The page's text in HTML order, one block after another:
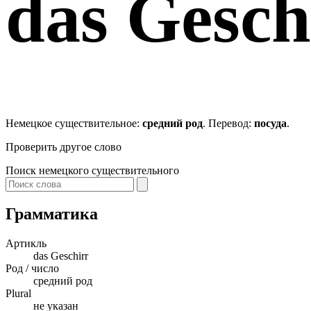
das
Немецкое существительное: средний род. Перевод: посуда.
Проверить другое слово
Поиск немецкого существительного
Грамматика
Артикль
das Geschirr
Род / число
средний род
Plural
не указан